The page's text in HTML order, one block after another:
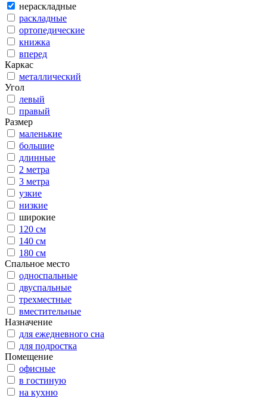
нераскладные
раскладные
ортопедические
книжка
вперед
Каркас
металлический
Угол
левый
правый
Размер
маленькие
большие
длинные
2 метра
3 метра
узкие
низкие
широкие
120 см
140 см
180 см
Спальное место
односпальные
двуспальные
трехместные
вместительные
Назначение
для ежедневного сна
для подростка
Помещение
офисные
в гостиную
на кухню